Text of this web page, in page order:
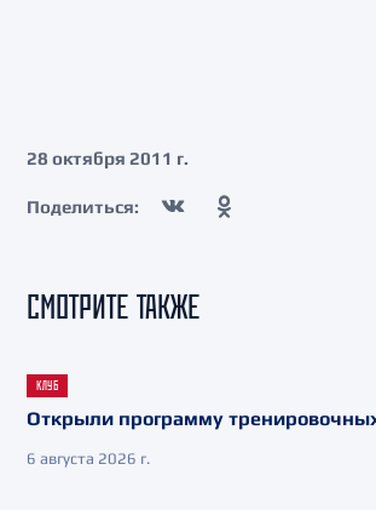
28 октября 2011 г.
Поделиться:
СМОТРИТЕ ТАКЖЕ
КЛУБ
Открыли программу
6 августа 2026 г.